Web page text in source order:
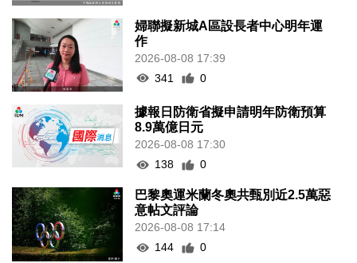
婦聯擬新城A區設長者中心明年運
作
2026-08-08 17:39
341
0
據報日防衛省擬申請明年防衛預算
8.9萬億日元
2026-08-08 17:30
138
0
巴黎奧運米蘭冬奧共甄別近2.5萬惡
意帖文評論
2026-08-08 17:14
144
0